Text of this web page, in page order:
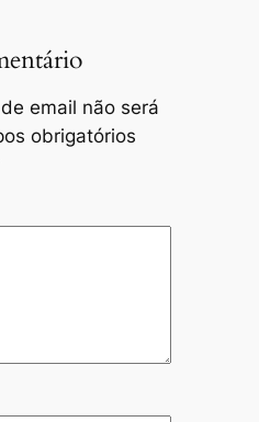
email não será
obrigatórios